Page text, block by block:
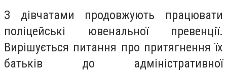
З дівчатами продовжують працювати
поліцейські ювенальної превенції.
Вирішується питання про притягнення їх
батьків до адміністративної